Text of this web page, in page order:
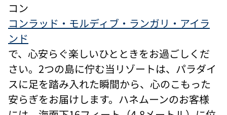
コン
コンラッド・モルディブ・ランガリ・アイラ
ンド
で、心安らぐ楽しいひとときをお過ごしくだ
さい。2つの島に佇む当リゾートは、パラダイ
スに足を踏み入れた瞬間から、心のこもった
安らぎをお届けします。ハネムーンのお客様